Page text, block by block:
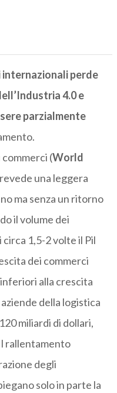
internazionali perde
4.0 e
parzialmente
commerci (World
una leggera
ma senza un ritorno
il volume dei
1,5-2 volte il Pil
dei commerci
alla crescita
della logistica
miliardi di dollari,
rallentamento
degli
solo in parte la